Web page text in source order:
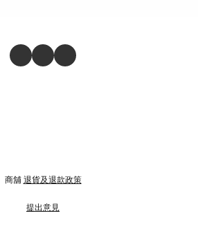
商舖 退貨及退款政策
提出意見